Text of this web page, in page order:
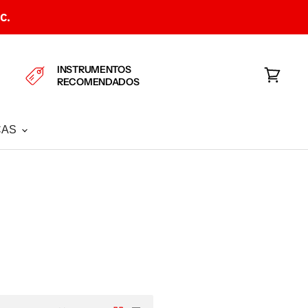
INSTRUMENTOS
RECOMENDADOS